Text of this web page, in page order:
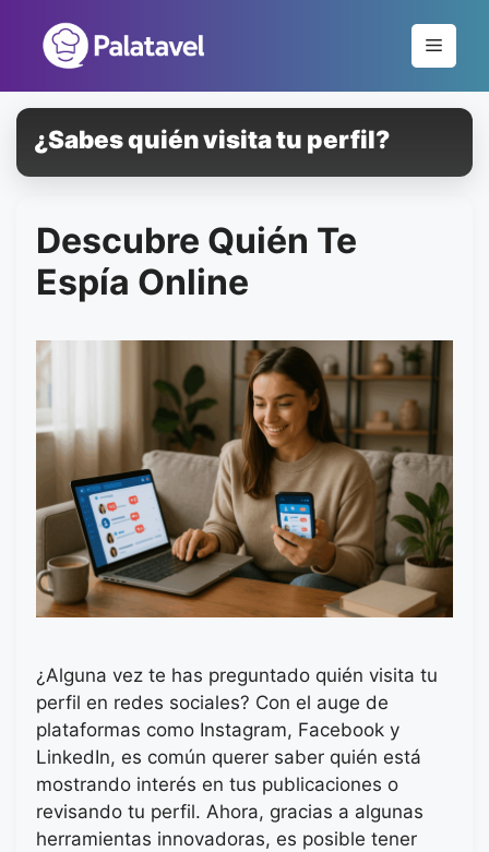
conteúdo
Menu
¿Sabes quién visita tu perfil?
Descubre Quién Te
Espía Online
¿Alguna vez te has preguntado quién visita tu
perfil en redes sociales? Con el auge de
plataformas como Instagram, Facebook y
LinkedIn, es común querer saber quién está
mostrando interés en tus publicaciones o
revisando tu perfil. Ahora, gracias a algunas
herramientas innovadoras, es posible tener